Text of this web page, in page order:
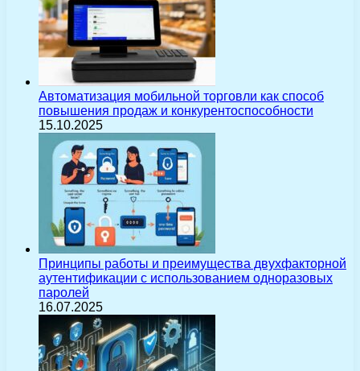
Автоматизация мобильной торговли как способ
повышения продаж и конкурентоспособности
15.10.2025
Принципы работы и преимущества двухфакторной
аутентификации с использованием одноразовых
паролей
16.07.2025